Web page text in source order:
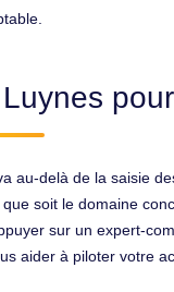
delà de la saisie
soit le domaine
sur un expert-
aider à piloter votre